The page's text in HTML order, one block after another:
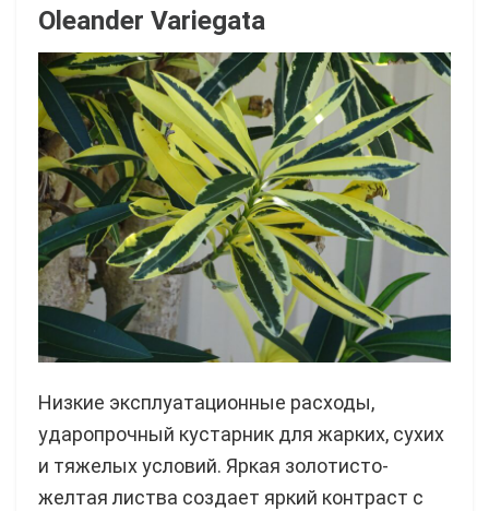
Oleander Variegata
Низкие эксплуатационные расходы,
ударопрочный кустарник для жарких, сухих
и тяжелых условий. Яркая золотисто-
желтая листва создает яркий контраст с